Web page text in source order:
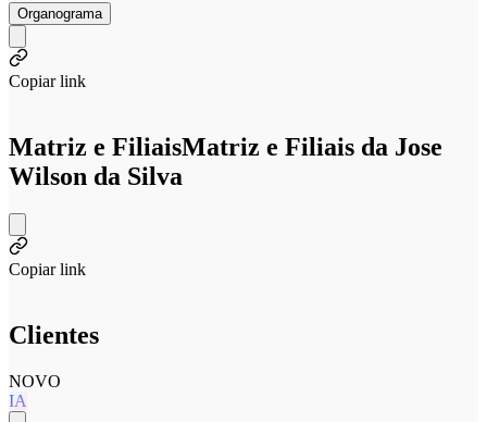
Organograma
Copiar link
Matriz e FiliaisMatriz e Filiais da Jose
Wilson da Silva
Copiar link
Clientes
NOVO
IA